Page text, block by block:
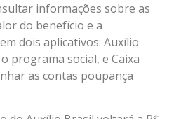
informações sobre as
do benefício e a
dois aplicativos: Auxílio
programa social, e Caixa
as contas poupança